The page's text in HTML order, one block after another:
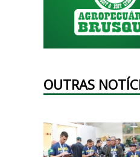
OUTRAS